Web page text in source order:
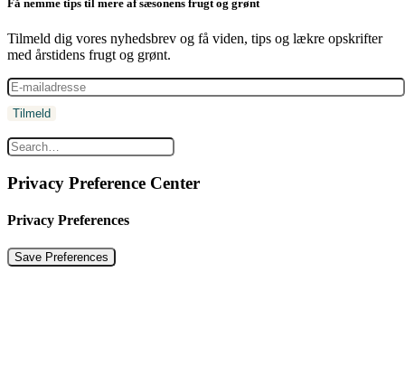
Få nemme tips til mere af sæsonens frugt og grønt
Tilmeld dig vores nyhedsbrev og få viden, tips og lækre opskrifter
med årstidens frugt og grønt.
Privacy Preference Center
Privacy Preferences